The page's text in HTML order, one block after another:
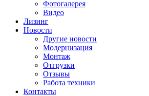
Фотогалерея
Видео
Лизинг
Новости
Другие новости
Модернизация
Монтаж
Отгрузки
Отзывы
Работа техники
Контакты